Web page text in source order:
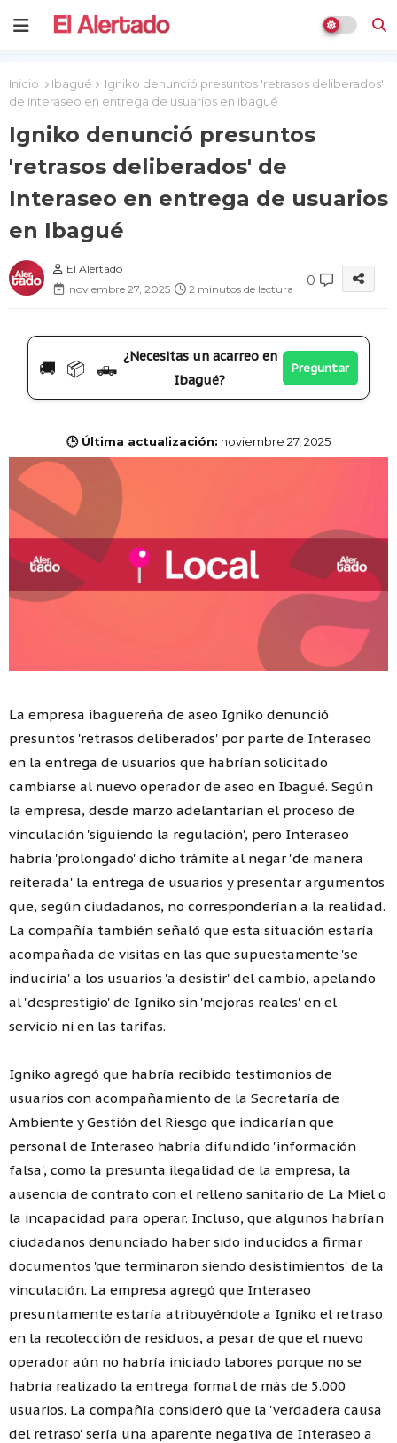
Inicio Ibagué
Igniko denunció presuntos 'retrasos deliberados'
de Interaseo en entrega de usuarios en Ibagué
Igniko denunció presuntos
'retrasos deliberados' de
Interaseo en entrega de usuarios
en Ibagué
El Alertado
noviembre 27, 2025
2 minutos de lectura
0
🚚 📦 🛻
¿Necesitas un acarreo en
Ibagué?
Preguntar
🕒 Última actualización: noviembre 27, 2025
La empresa ibaguereña de aseo Igniko denunció
presuntos 'retrasos deliberados' por parte de Interaseo
en la entrega de usuarios que habrían solicitado
cambiarse al nuevo operador de aseo en Ibagué. Según
la empresa, desde marzo adelantarían el proceso de
vinculación 'siguiendo la regulación', pero Interaseo
habría 'prolongado' dicho trámite al negar 'de manera
reiterada' la entrega de usuarios y presentar argumentos
que, según ciudadanos, no corresponderían a la realidad.
La compañía también señaló que esta situación estaría
acompañada de visitas en las que supuestamente 'se
induciría' a los usuarios 'a desistir' del cambio, apelando
al 'desprestigio' de Igniko sin 'mejoras reales' en el
servicio ni en las tarifas.
Igniko agregó que habría recibido testimonios de
usuarios con acompañamiento de la Secretaría de
Ambiente y Gestión del Riesgo que indicarían que
personal de Interaseo habría difundido 'información
falsa', como la presunta ilegalidad de la empresa, la
ausencia de contrato con el relleno sanitario de La Miel o
la incapacidad para operar. Incluso, que algunos habrían
ciudadanos denunciado haber sido inducidos a firmar
documentos 'que terminaron siendo desistimientos' de la
vinculación. La empresa agregó que Interaseo
presuntamente estaría atribuyéndole a Igniko el retraso
en la recolección de residuos, a pesar de que el nuevo
operador aún no habría iniciado labores porque no se
habría realizado la entrega formal de más de 5.000
usuarios. La compañía consideró que la 'verdadera causa
del retraso' sería una aparente negativa de Interaseo a